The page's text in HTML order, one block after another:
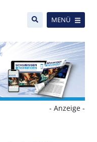
MENÜ
- Anzeige -